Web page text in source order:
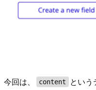
今回は、 content という